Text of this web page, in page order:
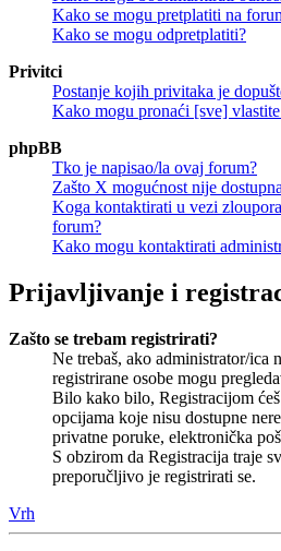
Kako se mogu pretplatiti na
Kako se mogu odpretplatiti?
Privitci
Postanje kojih privitaka je
Kako mogu pronaći [sve]
phpBB
Tko je napisao/la ovaj forum?
Zašto X mogućnost nije
Koga kontaktirati u vezi
forum?
Kako mogu kontaktirati
Prijavljivanje i
Zašto se trebam registrirati?
Ne trebaš, ako administrator/ica
registrirane osobe mogu
Bilo kako bilo, Registracijom
opcijama koje nisu dostupne
privatne poruke, elektronička
S obzirom da Registracija traje
preporučljivo je registrirati se.
Vrh